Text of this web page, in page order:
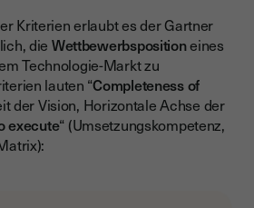
Kriterien erlaubt es der Gartner
die Wettbewerbspositioneines
Technologie-Markt zu
lauten “Completeness of
der Vision, Horizontale Achse der
execute“ (Umsetzungskompetenz,